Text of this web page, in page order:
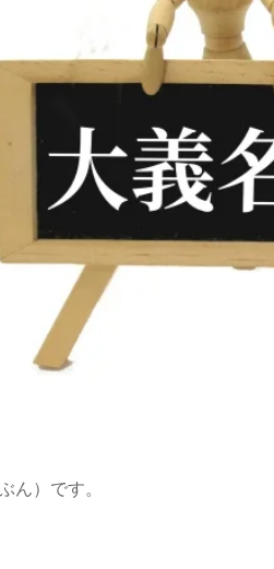
ん）です。